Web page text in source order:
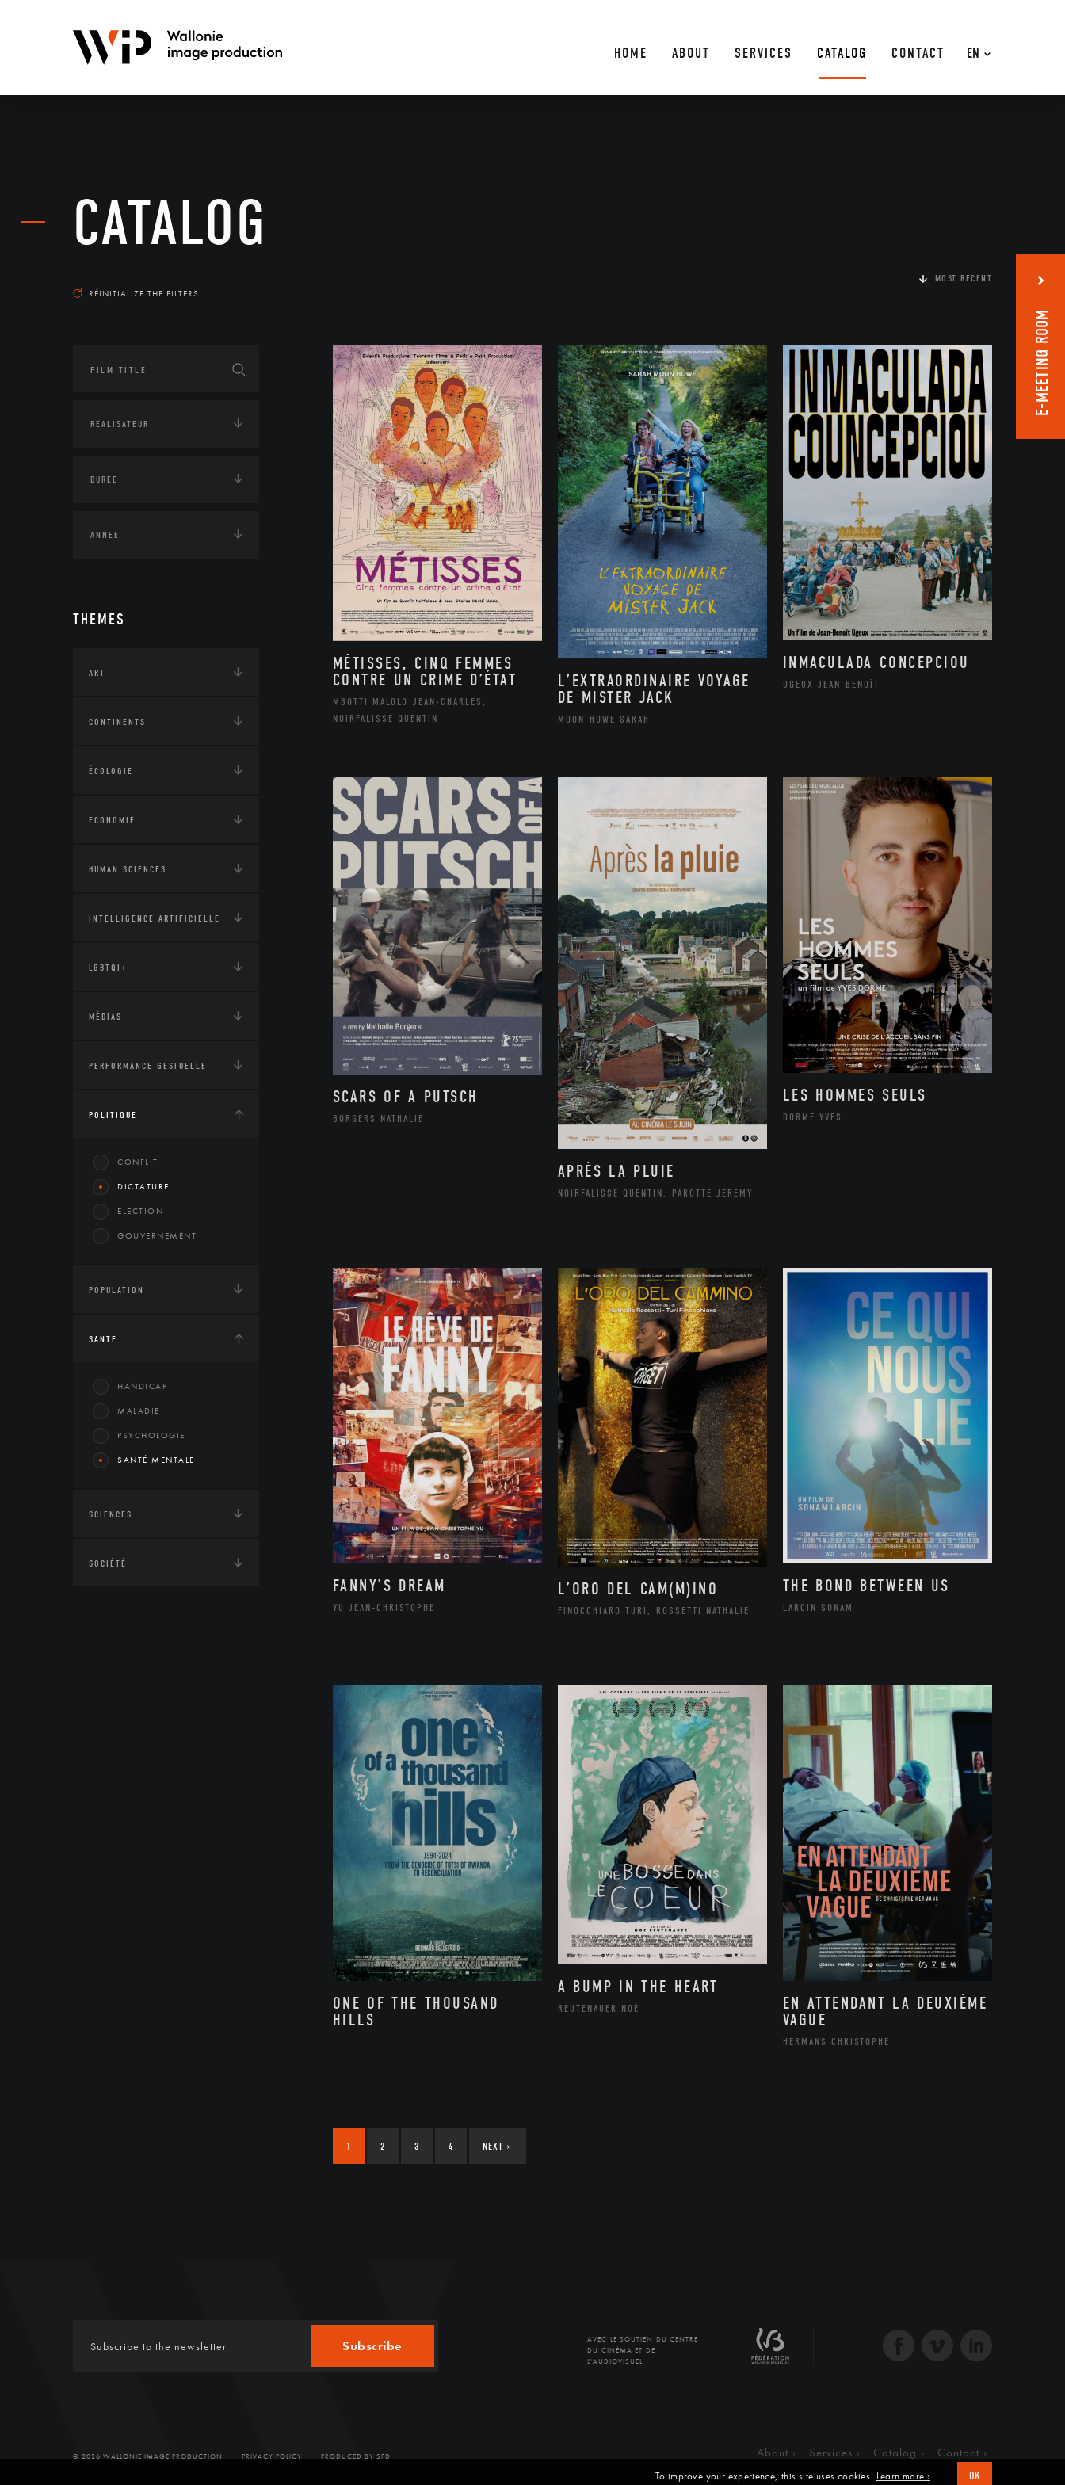
EN
HOME ABOUT SERVICES CATALOG CONTACT
CATALOG
RÉINITIALIZE THE FILTERS
THEMES
ART
CONTINENTS
ÉCOLOGIE
ECONOMIE
HUMAN SCIENCES
INTELLIGENCE ARTIFICIELLE
LGBTQI+
MÉDIAS
PERFORMANCE GESTUELLE
POLITIQUE
CONFLIT
DICTATURE
ELECTION
GOUVERNEMENT
POPULATION
SANTÉ
HANDICAP
MALADIE
PSYCHOLOGIE
SANTÉ MENTALE
SCIENCES
SOCIÉTÉ
MOST RECENT
MÉTISSES, CINQ FEMMES
CONTRE UN CRIME D’ÉTAT
MBOTTI MALOLO JEAN-CHARLES,
NOIRFALISSE QUENTIN
L’EXTRAORDINAIRE VOYAGE
DE MISTER JACK
MOON-HOWE SARAH
INMACULADA CONCEPCIOU
UGEUX JEAN-BENOÎT
SCARS OF A PUTSCH
BORGERS NATHALIE
APRÈS LA PLUIE
NOIRFALISSE QUENTIN, PAROTTE JEREMY
LES HOMMES SEULS
DORME YVES
FANNY’S DREAM
YU JEAN-CHRISTOPHE
L’ORO DEL CAM(M)INO
FINOCCHIARO TURI, ROSSETTI NATHALIE
THE BOND BETWEEN US
LARCIN SONAM
ONE OF THE THOUSAND
HILLS
A BUMP IN THE HEART
REUTENAUER NOÉ
EN ATTENDANT LA DEUXIÈME
VAGUE
HERMANS CHRISTOPHE
1 2 3 4 NEXT ›
Subscribe
AVEC LE SOUTIEN DU CENTRE
DU CINÉMA ET DE
L'AUDIOVISUEL
© 2026 WALLONIE IMAGE PRODUCTION PRIVACY POLICY PRODUCED BY SFD About Services Catalog Contact
E-MEETING ROOM
To improve your experience, this site uses cookies Learn more › OK